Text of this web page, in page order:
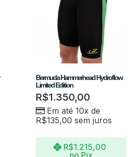
Bermuda Hammerhead Hydroflow
Limited Edition
R$1.350,00
Em até 10x de
R$135,00 sem juros
R$1.215,00
no Pix